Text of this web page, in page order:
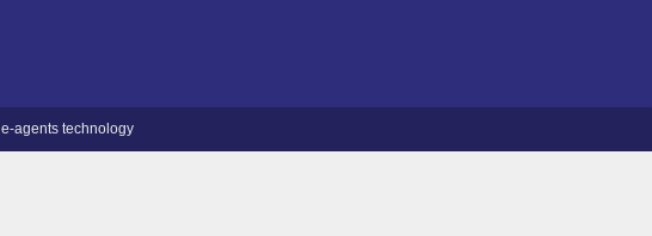
e-agents technology